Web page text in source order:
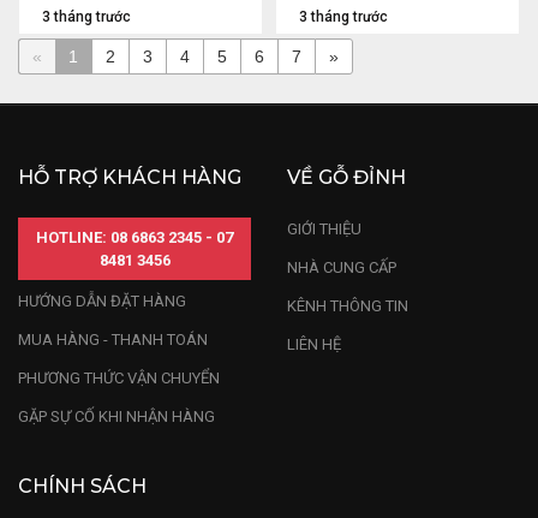
3 tháng trước 3 tháng trước
« 1 2 3 4 5 6 7 »
HỖ TRỢ KHÁCH HÀNG
HOTLINE: 08 6863 2345 - 07
8481 3456
HƯỚNG DẪN ĐẶT HÀNG
MUA HÀNG - THANH TOÁN
PHƯƠNG THỨC VẬN CHUYỂN
GẶP SỰ CỐ KHI NHẬN HÀNG
VỀ GỖ ĐỈNH
GIỚI THIỆU
NHÀ CUNG CẤP
KÊNH THÔNG TIN
LIÊN HỆ
CHÍNH SÁCH